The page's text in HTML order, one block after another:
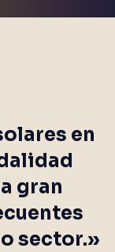
en
gran
sector.»